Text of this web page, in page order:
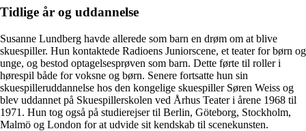
Tidlige år og uddannelse
Susanne Lundberg havde allerede som barn en drøm om at blive
skuespiller. Hun kontaktede Radioens Juniorscene, et teater for børn og
unge, og bestod optagelsesprøven som barn. Dette førte til roller i
hørespil både for voksne og børn. Senere fortsatte hun sin
skuespilleruddannelse hos den kongelige skuespiller Søren Weiss og
blev uddannet på Skuespillerskolen ved Århus Teater i årene 1968 til
1971. Hun tog også på studierejser til Berlin, Göteborg, Stockholm,
Malmö og London for at udvide sit kendskab til scenekunsten.